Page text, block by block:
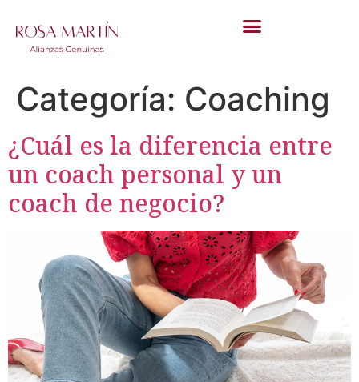
Categoría: Coaching
¿Cuál es la diferencia entre
un coach personal y un
coach de negocio?